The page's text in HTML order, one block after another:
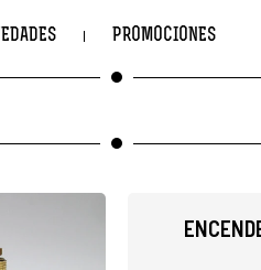
PROMOCIONES